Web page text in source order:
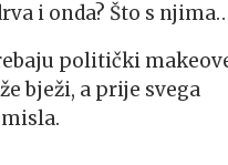
i onda? Što s
politički
bježi, a prije svega